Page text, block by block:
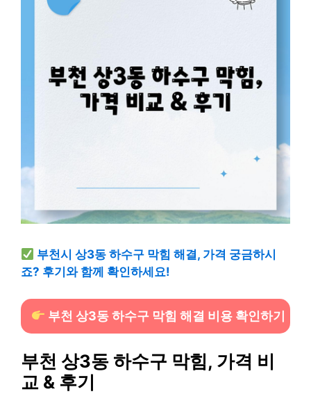
부천시 상3동 하수구 막힘 해결, 가격 궁금하시
죠? 후기와 함께 확인하세요!
부천 상3동 하수구 막힘 해결 비용 확인하기
부천 상3동 하수구 막힘, 가격 비
교 & 후기